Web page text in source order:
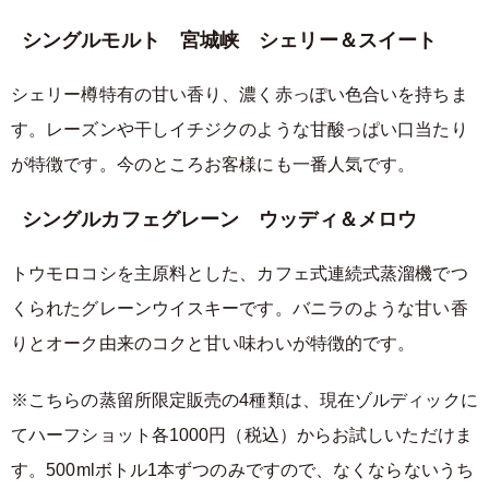
シングルモルト 宮城峡 シェリー＆スイート
シェリー樽特有の甘い香り、濃く赤っぽい色合いを持ちま
す。レーズンや干しイチジクのような甘酸っぱい口当たり
が特徴です。今のところお客様にも一番人気です。
シングルカフェグレーン ウッディ＆メロウ
トウモロコシを主原料とした、カフェ式連続式蒸溜機でつ
くられたグレーンウイスキーです。バニラのような甘い香
りとオーク由来のコクと甘い味わいが特徴的です。
※こちらの蒸留所限定販売の4種類は、現在ゾルディックに
てハーフショット各1000円（税込）からお試しいただけま
す。500mlボトル1本ずつのみですので、なくならないうち